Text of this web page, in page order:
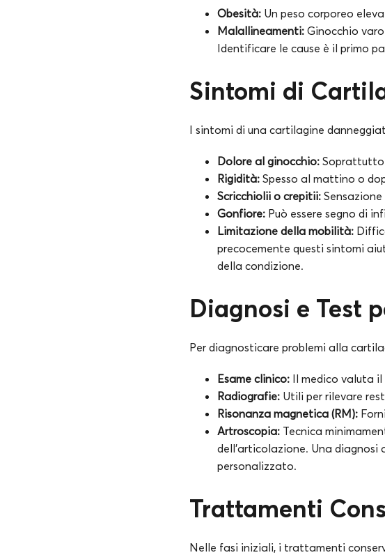
Obesità: Un peso corporeo
Malallineamenti: Ginocchio
Identificare le cause è il primo
Sintomi di
I sintomi di una cartilagine
Dolore al ginocchio: Soprattutto
Rigidità: Spesso al mattino o
Scricchiolii o crepitii:
Gonfiore: Può essere segno di
Limitazione della mobilità:
precocemente questi sintomi
della condizione.
Diagnosi e Test
Per diagnosticare problemi alla
Esame clinico: Il medico valuta
Radiografie: Utili per rilevare
Risonanza magnetica (RM):
Artroscopia: Tecnica
dell’articolazione. Una
personalizzato.
Trattamenti
Nelle fasi iniziali, i trattamenti